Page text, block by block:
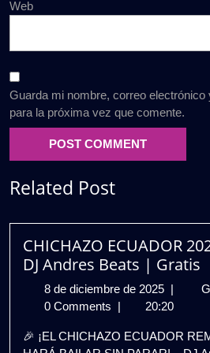
Web
Guarda mi nombre, correo
para la próxima vez que comente.
Related Post
CHICHAZO ECUADOR
DJ Andres Beats | Gratis
8 de diciembre de 2025 8
de
de
|
0 Comments | 20:20
🎉 ¡EL CHICHAZO ECUADOR